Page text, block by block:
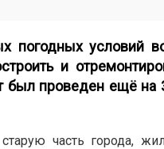
погодных условий
и
был проведен ещё на
часть города,